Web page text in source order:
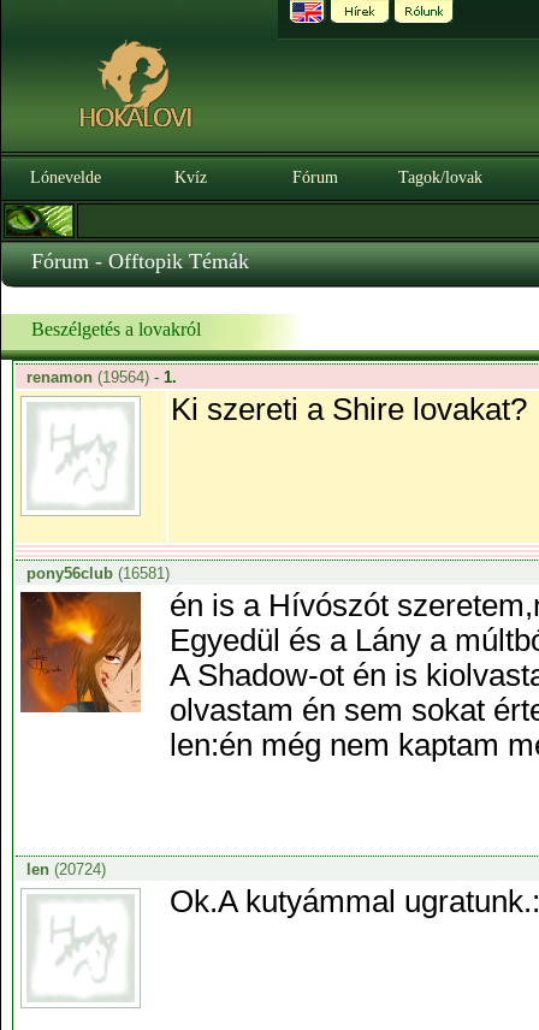
Lónevelde Kvíz Fórum Tagok/lovak
Fórum - Offtopik Témák
Beszélgetés a lovakról
renamon(19564) - 1.
Ki szereti a Shire lovakat?
pony56club(16581)
én is a Hívószót
Egyedül és a Lány a
A Shadow-ot én is
olvastam én sem sokat
len:én még nem kaptam
len(20724)
Ok.A kutyámmal